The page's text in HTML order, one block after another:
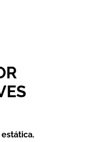
estática.